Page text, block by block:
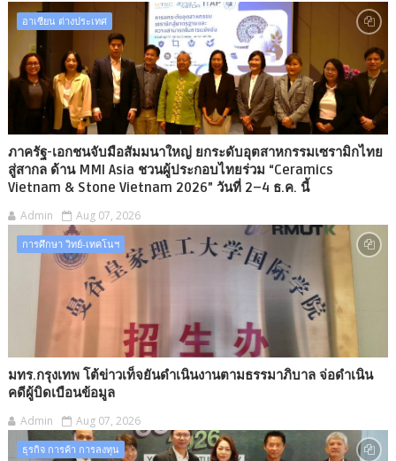
อาเซียน ต่างประเทศ
ภาครัฐ-เอกชนจับมือสัมมนาใหญ่ ยกระดับอุตสาหกรรมเซรามิกไทย
สู่สากล ด้าน MMI Asia ชวนผู้ประกอบไทยร่วม “Ceramics
Vietnam & Stone Vietnam 2026” วันที่ 2–4 ธ.ค. นี้
Admin Aug 07, 2026
การศึกษา วิทย์-เทคโนฯ
มทร.กรุงเทพ โต้ข่าวเท็จยันดำเนินงานตามธรรมาภิบาล จ่อดำเนิน
คดีผู้บิดเบือนข้อมูล
Admin Aug 07, 2026
ธุรกิจ การค้า การลงทุน